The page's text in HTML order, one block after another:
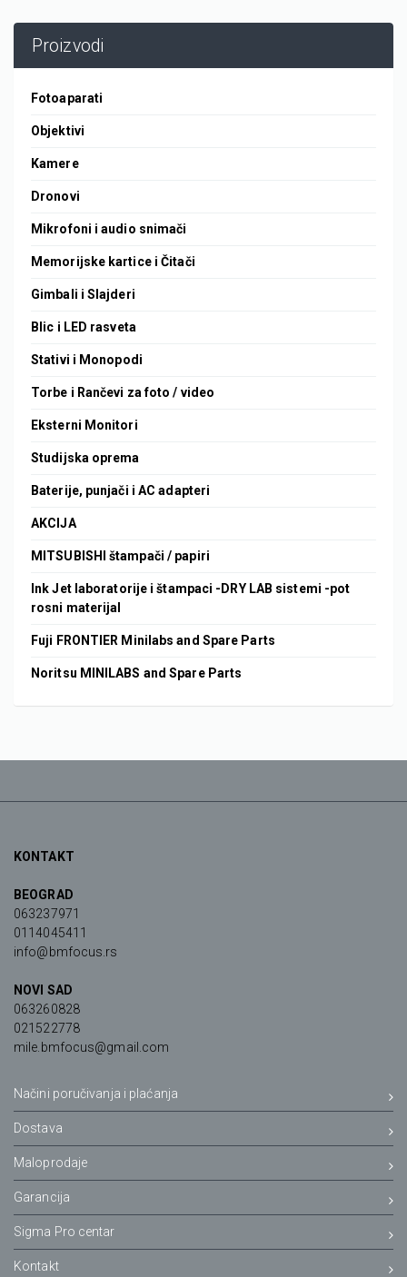
Proizvodi
Fotoaparati
Objektivi
Kamere
Dronovi
Mikrofoni i audio snimači
Memorijske kartice i Čitači
Gimbali i Slajderi
Blic i LED rasveta
Stativi i Monopodi
Torbe i Rančevi za foto / video
Eksterni Monitori
Studijska oprema
Baterije, punjači i AC adapteri
AKCIJA
MITSUBISHI štampači / papiri
Ink Jet laboratorije i štampaci -DRY LAB sistemi -pot
rosni materijal
Fuji FRONTIER Minilabs and Spare Parts
Noritsu MINILABS and Spare Parts
KONTAKT
BEOGRAD
063237971
0114045411
info@bmfocus.rs
NOVI SAD
063260828
021522778
mile.bmfocus@gmail.com
Načini poručivanja i plaćanja
Dostava
Maloprodaje
Garancija
Sigma Pro centar
Kontakt